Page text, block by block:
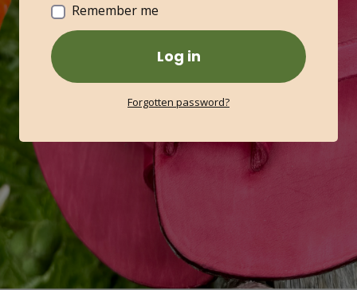
Remember me
Log in
Forgotten password?